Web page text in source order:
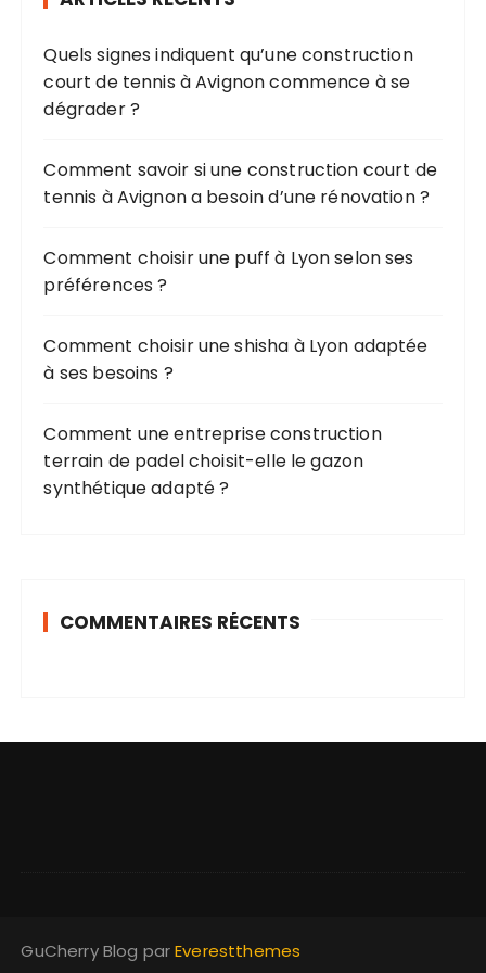
e
p
o
r
Quels signes indiquent qu’une construction
court de tennis à Avignon commence à se
dégrader ?
Comment savoir si une construction court de
tennis à Avignon a besoin d’une rénovation ?
Comment choisir une puff à Lyon selon ses
préférences ?
Comment choisir une shisha à Lyon adaptée
à ses besoins ?
Comment une entreprise construction
terrain de padel choisit-elle le gazon
synthétique adapté ?
COMMENTAIRES RÉCENTS
GuCherry Blog parEverestthemes